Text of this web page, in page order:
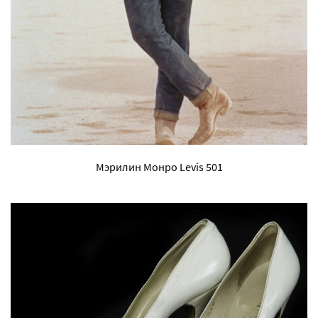
Мэрилин Монро Levis 501